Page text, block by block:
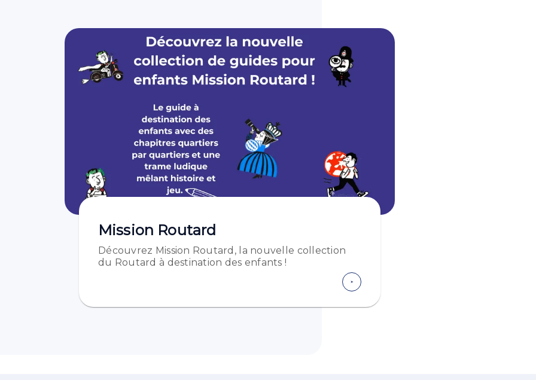
Mission Routard
Découvrez Mission Routard, la nouvelle collection
du Routard à destination des enfants !